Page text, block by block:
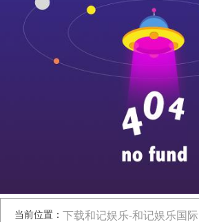
当前位置： 下载和记娱乐-和记娱乐国际